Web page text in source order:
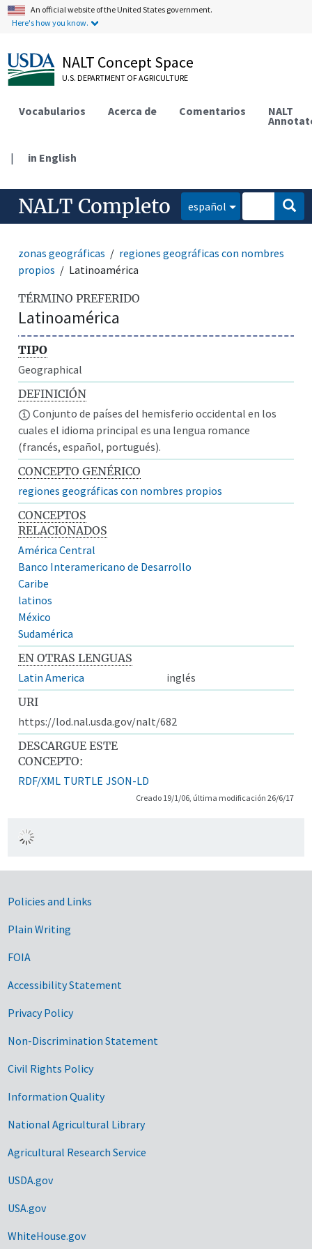
An official website of the United States government.
Here's how you know.
NALT Concept Space
U.S. DEPARTMENT OF AGRICULTURE
Vocabularios Acerca de Comentarios NALT
| in English
NALT Completo español
zonas geográficas
regiones geográficas con nombres
propios
Latinoamérica
TÉRMINO PREFERIDO
Latinoamérica
TIPO
Geographical
DEFINICIÓN
Conjunto de países del hemisferio occidental en los
cuales el idioma principal es una lengua romance
(francés, español, portugués).
CONCEPTO GENÉRICO
regiones geográficas con nombres propios
CONCEPTOS
RELACIONADOS
América Central
Banco Interamericano de Desarrollo
Caribe
latinos
México
Sudamérica
EN OTRAS LENGUAS
Latin America
inglés
URI
https://lod.nal.usda.gov/nalt/682
DESCARGUE ESTE
CONCEPTO:
RDF/XML TURTLE JSON-LD
Creado 19/1/06, última modificación 26/6/17
Government Links
Policies and Links
Plain Writing
FOIA
Accessibility Statement
Privacy Policy
Non-Discrimination Statement
Civil Rights Policy
Information Quality
National Agricultural Library
Agricultural Research Service
USDA.gov
USA.gov
WhiteHouse.gov